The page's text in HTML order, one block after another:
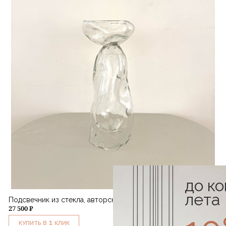
Подсвечник из стекла, авторская работа
27 500 ₽
КУПИТЬ В 1 КЛИК
до
лета